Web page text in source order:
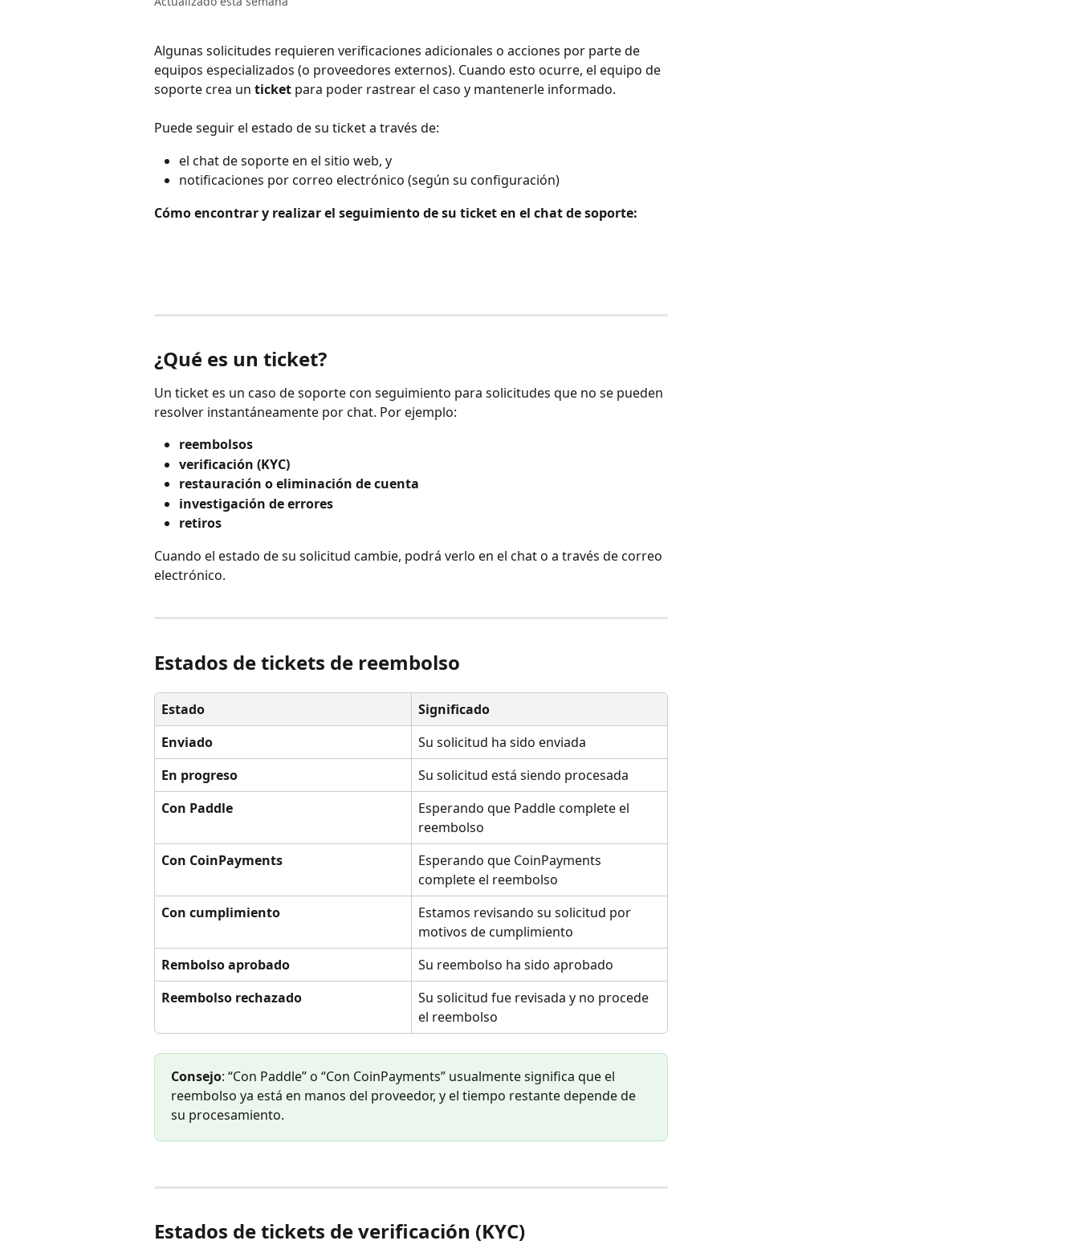
Algunas solicitudes requieren verificaciones adicionales o acciones por parte de
equipos especializados (o proveedores externos). Cuando esto ocurre, el equipo de
soporte crea un ticket para poder rastrear el caso y mantenerle informado.
Puede seguir el estado de su ticket a través de:
el chat de soporte en el sitio web, y
notificaciones por correo electrónico (según su configuración)
Cómo encontrar y realizar el seguimiento de su ticket en el chat de soporte:
¿Qué es un ticket?
Un ticket es un caso de soporte con seguimiento para solicitudes que no se pueden
resolver instantáneamente por chat. Por ejemplo:
reembolsos
verificación (KYC)
restauración o eliminación de cuenta
investigación de errores
retiros
Cuando el estado de su solicitud cambie, podrá verlo en el chat o a través de correo
electrónico.
Estados de tickets de reembolso
Estado
Significado
Enviado
Su solicitud ha sido enviada
En progreso
Su solicitud está siendo procesada
Con Paddle
Esperando que Paddle complete el
reembolso
Con CoinPayments
Esperando que CoinPayments
complete el reembolso
Con cumplimiento
Estamos revisando su solicitud por
motivos de cumplimiento
Rembolso aprobado
Su reembolso ha sido aprobado
Reembolso rechazado
Su solicitud fue revisada y no procede
el reembolso
Consejo: “Con Paddle” o “Con CoinPayments” usualmente significa que el
reembolso ya está en manos del proveedor, y el tiempo restante depende de
su procesamiento.
Estados de tickets de verificación (KYC)